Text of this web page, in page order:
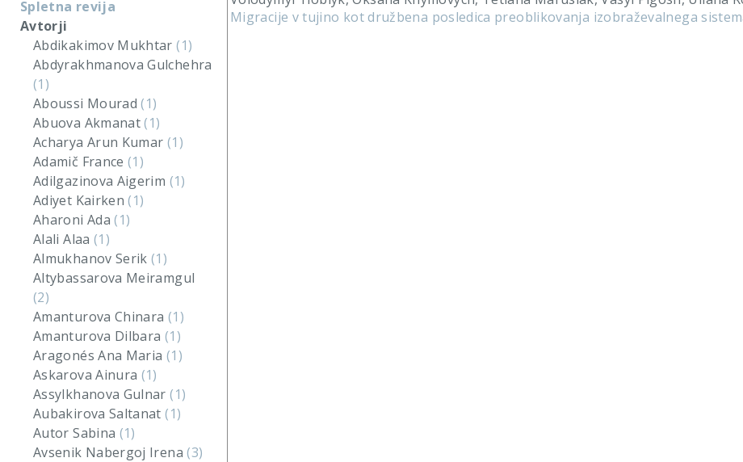
Spletna revija
Avtorji
Abdikakimov Mukhtar(1)
Abdyrakhmanova Gulchehra
(1)
Aboussi Mourad(1)
Abuova Akmanat(1)
Acharya Arun Kumar (1)
Adamič France(1)
Adilgazinova Aigerim (1)
Adiyet Kairken(1)
Aharoni Ada(1)
Alali Alaa (1)
Almukhanov Serik(1)
Altybassarova Meiramgul
(2)
Amanturova Chinara (1)
Amanturova Dilbara (1)
Aragonés Ana Maria (1)
Askarova Ainura (1)
Assylkhanova Gulnar(1)
Aubakirova Saltanat(1)
Autor Sabina (1)
Avsenik Nabergoj Irena(3)
Migracije v tujino kot družbena posledica preoblikovanja izobraževalnega